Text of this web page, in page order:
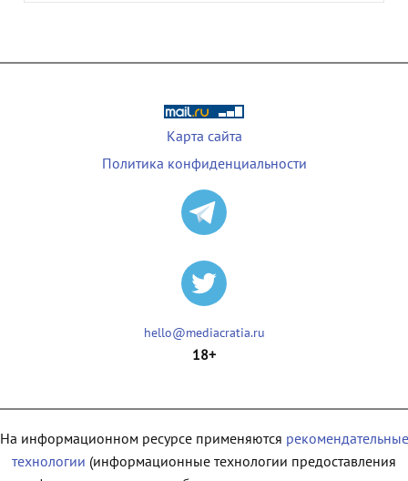
Карта сайта
Политика конфиденциальности
hello@mediacratia.ru
18+
На информационном ресурсе применяются рекомендательные
технологии (информационные технологии предоставления